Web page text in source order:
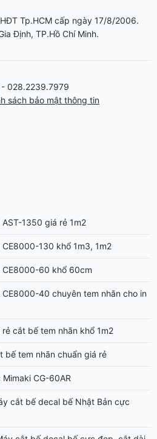
1350 giá rẻ 1m2
130 khổ 1m3, 1m2
cắt bế decal khổ lớn 1m6 Nhật
cắt decal khổ 1m6 cắt dài 15m, bế
cắt decal khổ 1m4 bế đẹp, cắt dài